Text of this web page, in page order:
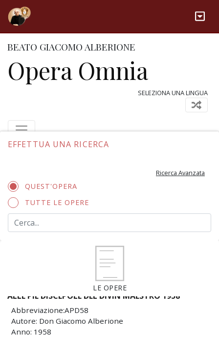
BEATO GIACOMO ALBERIONE
Opera Omnia
SELEZIONA UNA LINGUA
EFFETTUA UNA RICERCA
Ricerca Avanzata
QUEST'OPERA
TUTTE LE OPERE
LE OPERE
ALLE PIE DISCEPOLE DEL DIVIN MAESTRO 1958
Abbreviazione:APD58
Autore: Don Giacomo Alberione
Anno: 1958